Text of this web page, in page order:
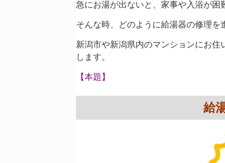
急にお湯が出ないと、家事や入浴が困
そんな時、どのように給湯器の修理を
新潟市や新潟県内のマンションにお住
します。
【本題】
給